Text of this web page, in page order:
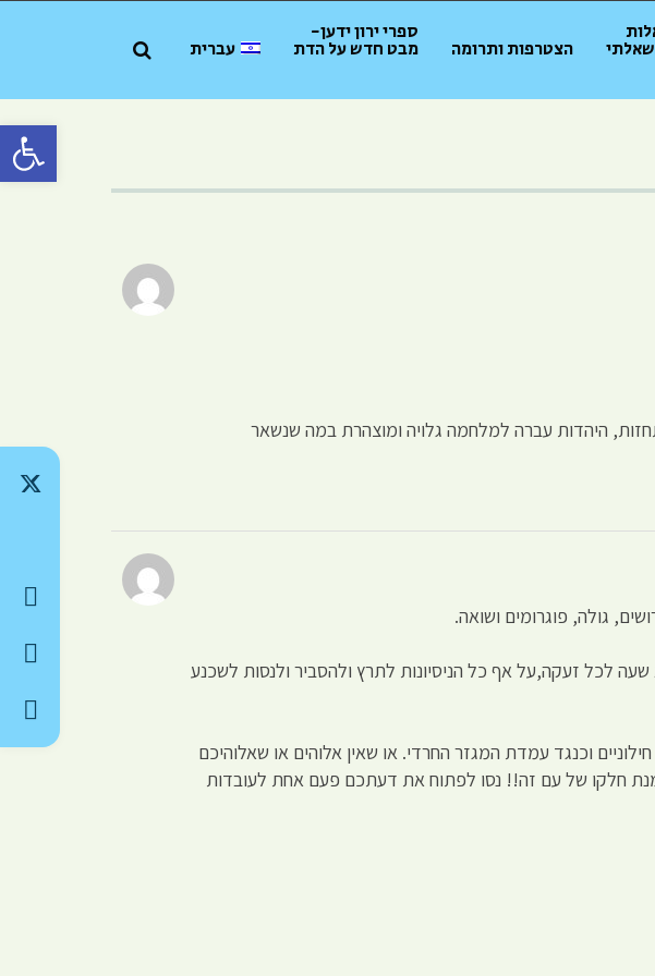
פתח
הצטרפות ותרומה
ספרי ירון ידען-
מבט חדש על הדת עברית
היהדות עברה למלחמה גלויה ומוצהרת במה שנשאר
גולה, פוגרומים ושואה.
לכל זעקה,על אף כל הניסיונות לתרץ ולהסביר ולנסות לשכנע
וכנגד עמדת המגזר החרדי. או שאין אלוהים או שאלוהיכם
חלקו של עם זה!! נסו לפתוח את דעתכם פעם אחת לעובדות